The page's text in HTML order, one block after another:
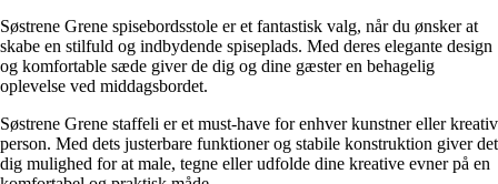
Søstrene Grene spisebordsstole er et fantastisk valg, når du ønsker at
skabe en stilfuld og indbydende spiseplads. Med deres elegante design
og komfortable sæde giver de dig og dine gæster en behagelig
oplevelse ved middagsbordet.
Søstrene Grene staffeli er et must-have for enhver kunstner eller kreativ
person. Med dets justerbare funktioner og stabile konstruktion giver det
dig mulighed for at male, tegne eller udfolde dine kreative evner på en